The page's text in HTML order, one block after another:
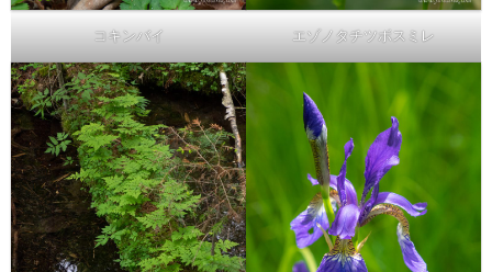
コキンバイ エゾノタチツボスミレ